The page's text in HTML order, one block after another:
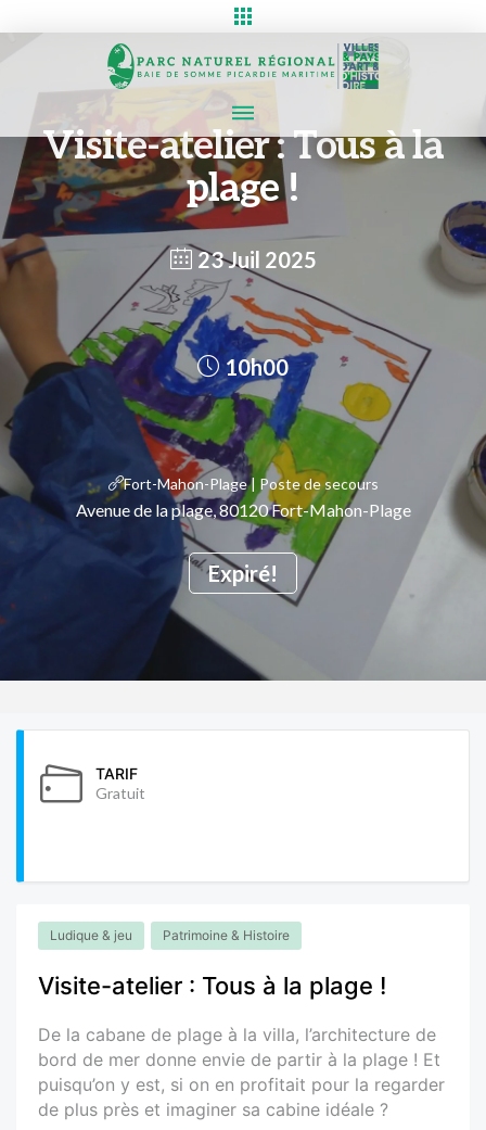
Visite-atelier : Tous à la
plage !
23 Juil 2025
Expiré!
10h00
Fort-Mahon-Plage | Poste de secours
Avenue de la plage, 80120 Fort-Mahon-Plage
TARIF
Gratuit
Ludique & jeu Patrimoine & Histoire
Visite-atelier : Tous à la plage !
De la cabane de plage à la villa, l’architecture de
bord de mer donne envie de partir à la plage ! Et
puisqu’on y est, si on en profitait pour la regarder
de plus près et imaginer sa cabine idéale ?